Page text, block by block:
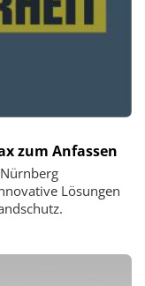
zum Anfassen
Lösungen